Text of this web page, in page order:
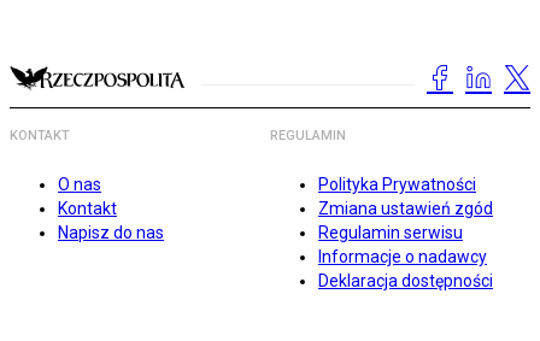
KONTAKT
O nas
Kontakt
Napisz do nas
REGULAMIN
Polityka Prywatności
Zmiana ustawień zgód
Regulamin serwisu
Informacje o nadawcy
Deklaracja dostępności